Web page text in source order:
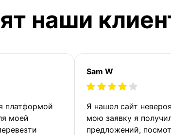
наши
платформой
моей
Sam W
Я нашел сайт
мою заявку я
предложений,